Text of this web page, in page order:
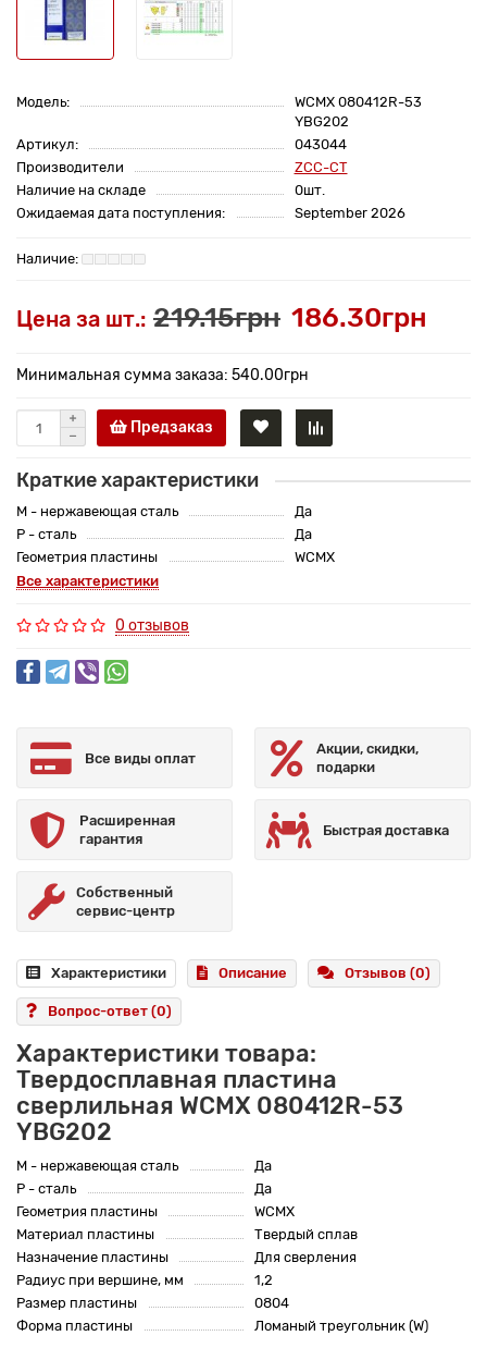
Модель:
WCMX 080412R-53
YBG202
Артикул:
043044
Производители
ZCC-CT
Наличие на складе
0шт.
Ожидаемая дата поступления:
September 2026
Цена за шт.: 219.15грн 186.30грн
Минимальная сумма заказа: 540.00грн
Предзаказ
Краткие характеристики
M - нержавеющая сталь
Да
P - сталь
Да
Геометрия пластины
WCMX
Все характеристики
0 отзывов
Все виды оплат
Акции, скидки,
подарки
Расширенная
гарантия
Быстрая доставка
Собственный
сервис-центр
Характеристики Описание Отзывов (0)
Вопрос-ответ (0)
Характеристики товара:
Твердосплавная пластина
сверлильная WCMX 080412R-53
YBG202
M - нержавеющая сталь
Да
P - сталь
Да
Геометрия пластины
WCMX
Материал пластины
Твердый сплав
Назначение пластины
Для сверления
Радиус при вершине, мм
1,2
Размер пластины
0804
Форма пластины
Ломаный треугольник (W)